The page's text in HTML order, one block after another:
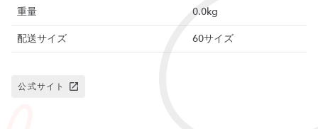
重量
0.0kg
配送サイズ
60サイズ
公式サイト